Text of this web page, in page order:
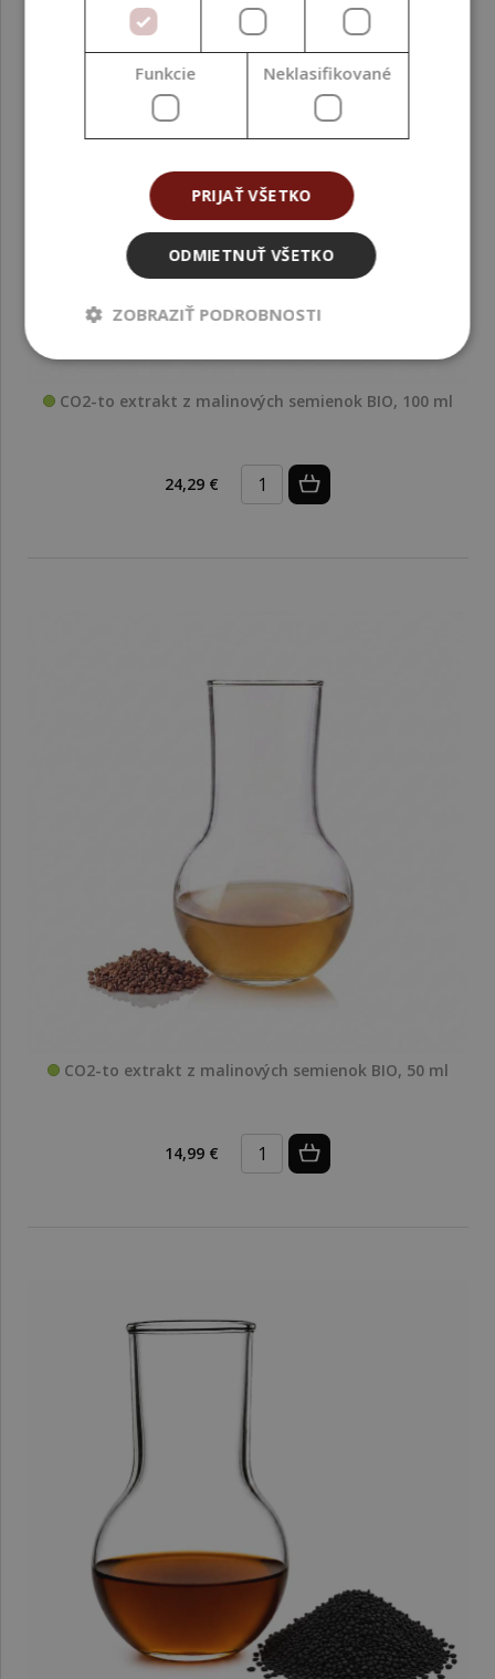
CO2-to extrakt z malinových semienok BIO, 100 ml
24,29 €
CO2-to extrakt z malinových semienok BIO, 50 ml
14,99 €
Funkcie Neklasifikované
PRIJAŤ VŠETKO
ODMIETNUŤ VŠETKO
ZOBRAZIŤ PODROBNOSTI